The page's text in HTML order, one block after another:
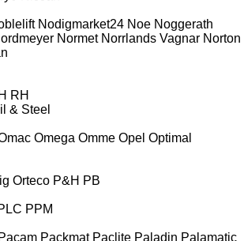
Nodigmarket24 Noe Noggerath
Normet Norrlands Vagnar Norton
RH
& Steel
Omega Omme Opel Optimal
Orteco P&H PB
PPM
Pacam Packmat Paclite Paladin Palamatic